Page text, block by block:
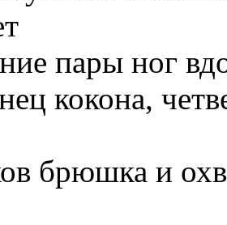
пары ног
кокона,
брюшка и